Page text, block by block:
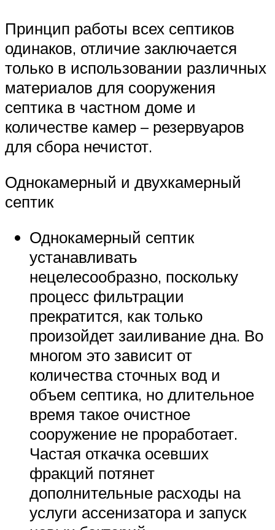
Принцип работы всех септиков
одинаков, отличие заключается
только в использовании различных
материалов для сооружения
септика в частном доме и
количестве камер – резервуаров
для сбора нечистот.
Однокамерный и двухкамерный
септик
Однокамерный септик
устанавливать
нецелесообразно, поскольку
процесс фильтрации
прекратится, как только
произойдет заиливание дна. Во
многом это зависит от
количества сточных вод и
объем септика, но длительное
время такое очистное
сооружение не проработает.
Частая откачка осевших
фракций потянет
дополнительные расходы на
услуги ассенизатора и запуск